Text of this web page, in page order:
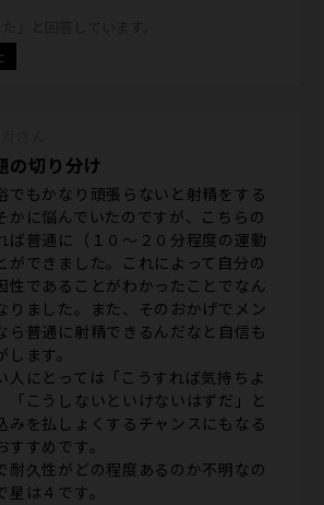
の切り分け
でもかなり頑張らないと射精をする
かに悩んでいたのですが、こちらの
ば普通に（１０～２０分程度の運動
ができました。これによって自分の
性であることがわかったことでなん
りました。また、そのおかげでメン
ら普通に射精できるんだなと自信も
ます。
人にとっては「こうすれば気持ちよ
「こうしないといけないはずだ」と
みを払しょくするチャンスにもなる
すめです。
耐久性がどの程度あるのか不明なの
は４です。